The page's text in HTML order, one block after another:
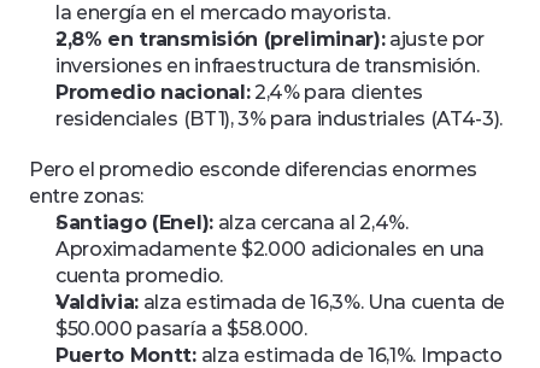
la energía en el mercado mayorista.
2,8% en transmisión (preliminar): ajuste por
inversiones en infraestructura de transmisión.
Promedio nacional: 2,4% para clientes
residenciales (BT1), 3% para industriales (AT4-3).
Pero el promedio esconde diferencias enormes
entre zonas:
Santiago (Enel): alza cercana al 2,4%.
Aproximadamente $2.000 adicionales en una
cuenta promedio.
Valdivia: alza estimada de 16,3%. Una cuenta de
$50.000 pasaría a $58.000.
Puerto Montt: alza estimada de 16,1%. Impacto